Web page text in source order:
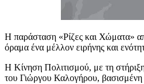
Η παράσταση «Ρίζες και Χώματα»
όραμα ένα μέλλον ειρήνης και
Η Κίνηση Πολιτισμού, με τη
του Γιώργου Καλογήρου,